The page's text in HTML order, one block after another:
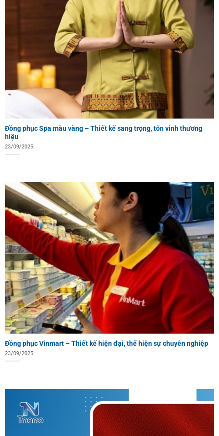
Đồng phục Spa màu vàng – Thiết kế sang trọng, tôn vinh thương
hiệu
23/09/2025
Đồng phục Vinmart – Thiết kế hiện đại, thể hiện sự chuyên nghiệp
23/09/2025